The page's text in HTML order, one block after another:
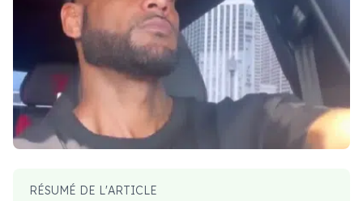
RÉSUMÉ DE L'ARTICLE